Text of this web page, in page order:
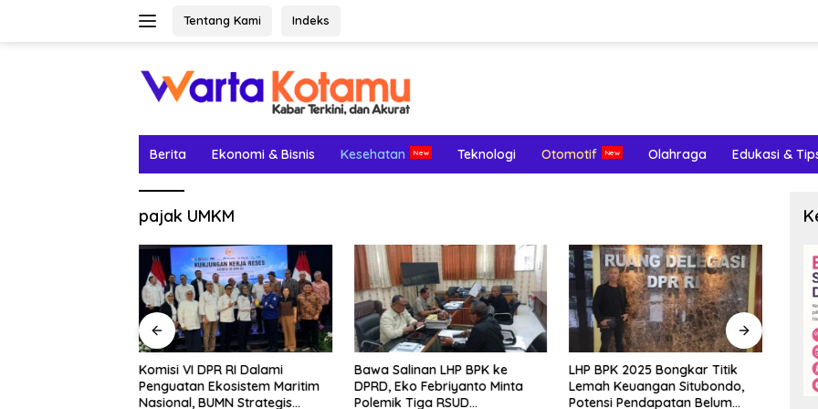
Tentang Kami Indeks
Berita Ekonomi & Bisnis Kesehatan Teknologi Otomotif Olahraga Edukasi &
pajak UMKM
Komisi VI DPR RI Dalami
Penguatan Ekosistem Maritim
Nasional, BUMN Strategis
Bawa Salinan LHP BPK ke
DPRD, Eko Febriyanto Minta
Polemik Tiga RSUD
LHP BPK 2025 Bongkar Titik
Lemah Keuangan Situbondo,
Potensi Pendapatan Belum